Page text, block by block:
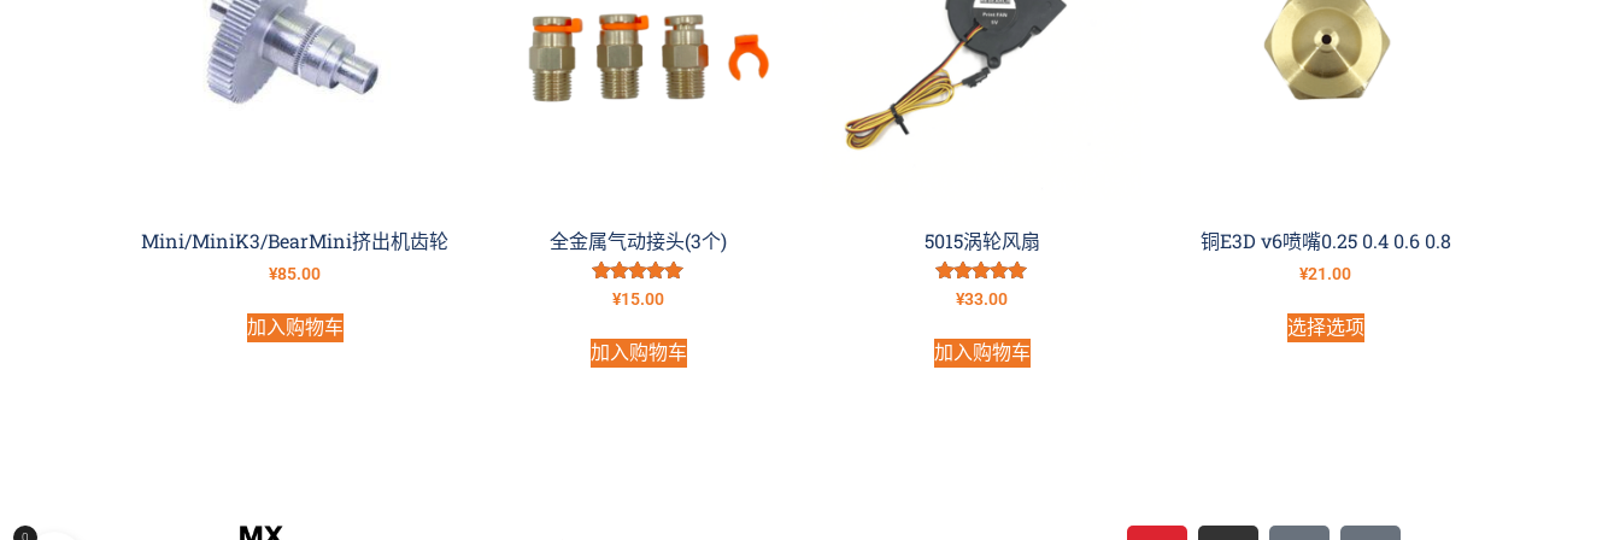
Mini/MiniK3/BearMini挤出机齿轮
¥85.00
加入购物车
全金属气动接头(3个)
评分
¥15.00
加入购物车
5015涡轮风扇
评分
¥33.00
加入购物车
铜E3D v6喷嘴0.25 0.4 0.6 0.8
¥21.00
选择选项
0